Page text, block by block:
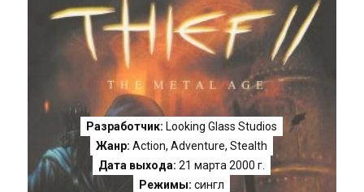
Разработчик: Looking Glass Studios
Жанр: Action,Adventure,Stealth
Дата выхода: 21 марта 2000 г.
Режимы: сингл